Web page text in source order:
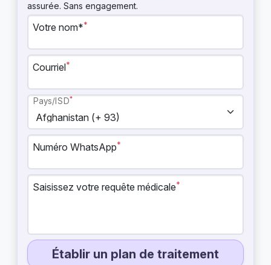
assurée. Sans engagement.
Votre nom**
Courriel*
Pays/ISD*
Numéro WhatsApp*
Saisissez votre requête médicale*
Établir un plan de traitement